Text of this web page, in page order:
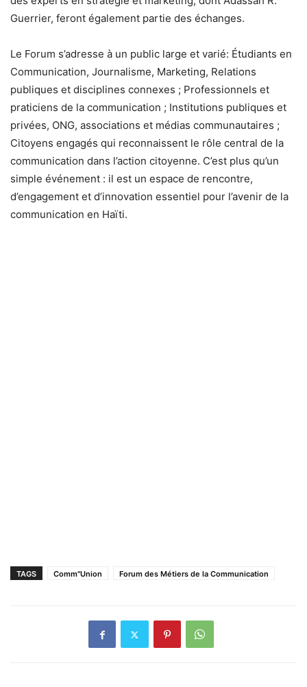
Guerrier, feront également partie des échanges.
Le Forum s’adresse à un public large et varié: Étudiants en
Communication, Journalisme, Marketing, Relations
publiques et disciplines connexes ; Professionnels et
praticiens de la communication ; Institutions publiques et
privées, ONG, associations et médias communautaires ;
Citoyens engagés qui reconnaissent le rôle central de la
communication dans l’action citoyenne. C’est plus qu’un
simple événement : il est un espace de rencontre,
d’engagement et d’innovation essentiel pour l’avenir de la
communication en Haïti.
TAGS Comm"Union Forum des Métiers de la Communication